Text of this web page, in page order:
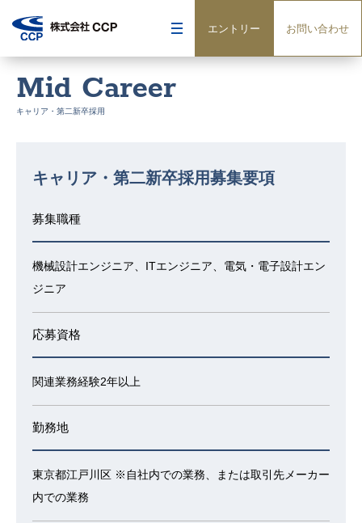
エントリー お問い合わせ
Mid Career
キャリア・第二新卒採用
キャリア・第二新卒採用募集要項
募集職種
機械設計エンジニア、ITエンジニア、電気・電子設計エン
ジニア
応募資格
関連業務経験2年以上
勤務地
東京都江戸川区 ※自社内での業務、または取引先メーカー
内での業務